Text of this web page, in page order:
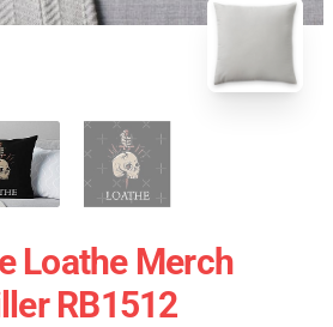
Loathe Merch
RB1512